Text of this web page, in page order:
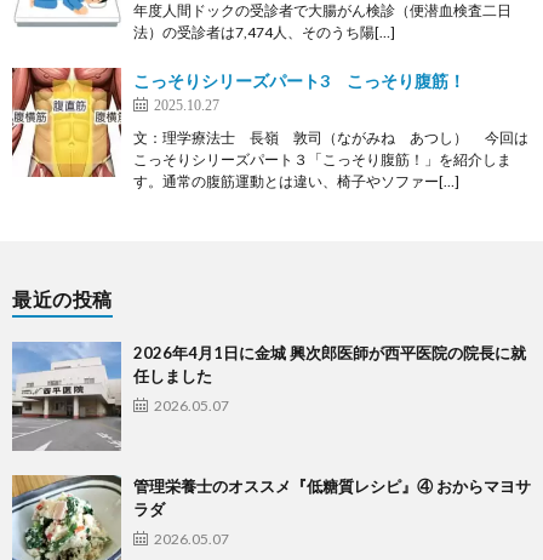
年度人間ドックの受診者で大腸がん検診（便潜血検査二日
法）の受診者は7,474人、そのうち陽[…]
こっそりシリーズパート3 こっそり腹筋！
2025.10.27
文：理学療法士 長嶺 敦司（ながみね あつし） 今回は
こっそりシリーズパート３「こっそり腹筋！」を紹介しま
す。通常の腹筋運動とは違い、椅子やソファー[…]
最近の投稿
2026年4月1日に金城 興次郎医師が西平医院の院長に就
任しました
2026.05.07
管理栄養士のオススメ『低糖質レシピ』④ おからマヨサ
ラダ
2026.05.07